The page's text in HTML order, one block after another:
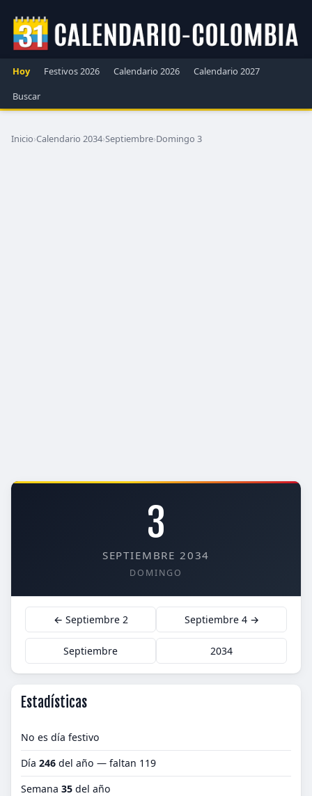
Hoy Festivos 2026 Calendario 2026
Calendario 2027
Buscar
Inicio›Calendario 2034›Septiembre›Domingo 3
3
SEPTIEMBRE 2034
DOMINGO
← Septiembre 2 Septiembre 4 →
Septiembre 2034
Estadísticas
No es día festivo
Día 246 del año — faltan 119
Semana 35 del año